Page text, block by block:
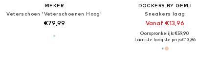
RIEKER
Veterschoen 'Veterschoenen Hoog'
€79,99
DOCKERS BY GERLI
Sneakers laag
Vanaf €13,96
Oorspronkelijk: €59,90
Laatste laagste prijs:€13,96